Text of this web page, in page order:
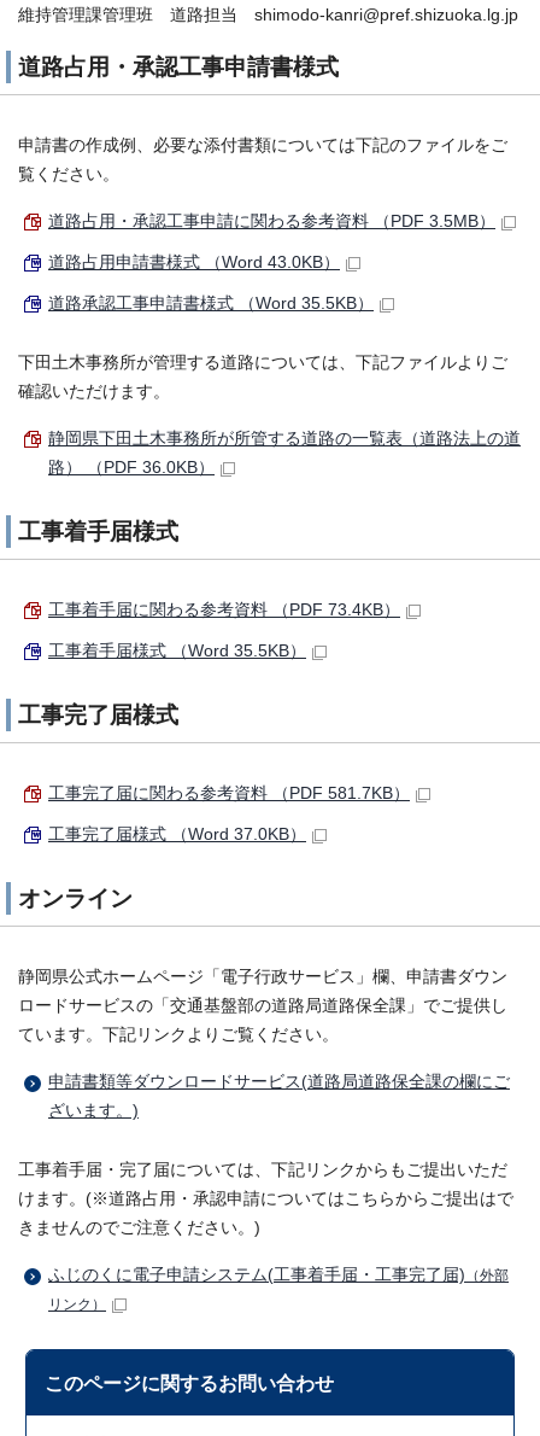
維持管理課管理班 道路担当 shimodo-kanri@pref.shizuoka.lg.jp
道路占用・承認工事申請書様式
申請書の作成例、必要な添付書類については下記のファイルをご
覧ください。
道路占用・承認工事申請に関わる参考資料 （PDF 3.5MB）
道路占用申請書様式 （Word 43.0KB）
道路承認工事申請書様式 （Word 35.5KB）
下田土木事務所が管理する道路については、下記ファイルよりご
確認いただけます。
静岡県下田土木事務所が所管する道路の一覧表（道路法上の道
路） （PDF 36.0KB）
工事着手届様式
工事着手届に関わる参考資料 （PDF 73.4KB）
工事着手届様式 （Word 35.5KB）
工事完了届様式
工事完了届に関わる参考資料 （PDF 581.7KB）
工事完了届様式 （Word 37.0KB）
オンライン
静岡県公式ホームページ「電子行政サービス」欄、申請書ダウン
ロードサービスの「交通基盤部の道路局道路保全課」でご提供し
ています。下記リンクよりご覧ください。
申請書類等ダウンロードサービス(道路局道路保全課の欄にご
ざいます。)
工事着手届・完了届については、下記リンクからもご提出いただ
けます。(※道路占用・承認申請についてはこちらからご提出はで
きませんのでご注意ください。)
ふじのくに電子申請システム(工事着手届・工事完了届) （外部
リンク）
このページに関するお問い合わせ